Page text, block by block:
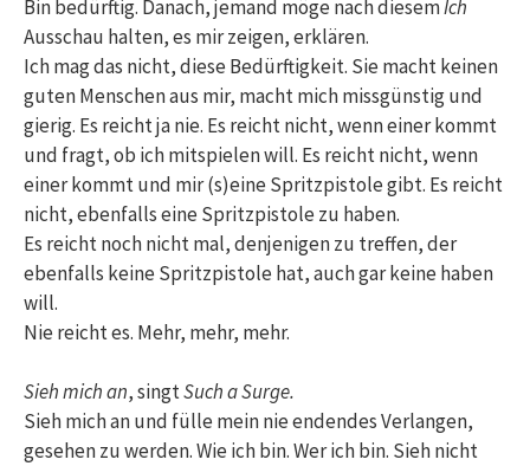
Bin bedürftig. Danach, jemand möge nach diesemIch
Ausschau halten, es mir zeigen, erklären.
Ich mag das nicht, diese Bedürftigkeit. Sie macht keinen
guten Menschen aus mir, macht mich missgünstig und
gierig. Es reicht ja nie. Es reicht nicht, wenn einer kommt
und fragt, ob ich mitspielen will. Es reicht nicht, wenn
einer kommt und mir (s)eine Spritzpistole gibt. Es reicht
nicht, ebenfalls eine Spritzpistole zu haben.
Es reicht noch nicht mal, denjenigen zu treffen, der
ebenfalls keine Spritzpistole hat, auch gar keine haben
will.
Nie reicht es. Mehr, mehr, mehr.
Sieh mich an, singtSuch a Surge.
Sieh mich an und fülle mein nie endendes Verlangen,
gesehen zu werden. Wie ich bin. Wer ich bin. Sieh nicht